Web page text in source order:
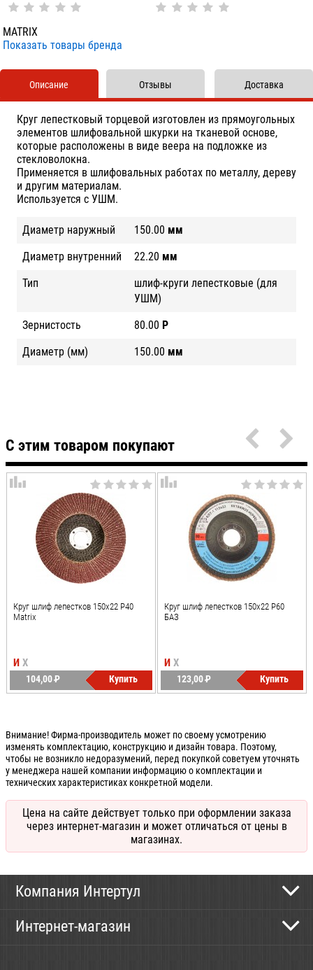
MATRIX
Показать товары бренда
Описание
Круг лепестковый торцевой изготовлен из прямоугольных
элементов шлифовальной шкурки на тканевой основе,
которые расположены в виде веера на подложке из
стекловолокна.
Применяется в шлифовальных работах по металлу, дереву
и другим материалам.
Используется с УШМ.
Диаметр наружный 150.00 мм
Диаметр внутренний
22.20 мм
Тип
шлиф-круги лепестковые (для
УШМ)
Зернистость
80.00 Р
Диаметр (мм)
150.00 мм
Отзывы Доставка
С этим товаром покупают
Круг шлиф лепестков 150х22 Р40
Matrix
И Х
104,00P
УБ.
Купить
Круг шлиф лепестков 150х22 Р60
БАЗ
И Х
123,00P
УБ.
Купить
Внимание! Фирма-производитель может по своему усмотрению
изменять комплектацию, конструкцию и дизайн товара. Поэтому,
чтобы не возникло недоразумений, перед покупкой советуем уточнять
у менеджера нашей компании информацию о комплектации и
технических характеристиках конкретной модели.
Цена на сайте действует только при оформлении заказа
через интернет-магазин и может отличаться от цены в
магазинах.
Компания Интертул
Новости
Интернет-магазин